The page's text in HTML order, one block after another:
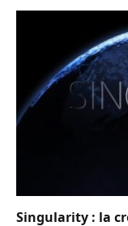
Singularity : la